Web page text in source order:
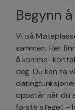
Begynn
Vi på
sammen. Her
å komme i
deg. Du kan ta
oppstår når du
første steget -